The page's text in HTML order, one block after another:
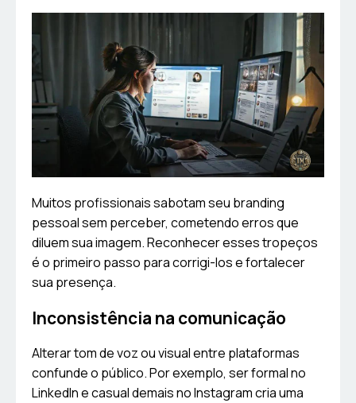
Muitos profissionais sabotam seu branding
pessoal sem perceber, cometendo erros que
diluem sua imagem. Reconhecer esses tropeços
é o primeiro passo para corrigi-los e fortalecer
sua presença.
Inconsistência na comunicação
Alterar tom de voz ou visual entre plataformas
confunde o público. Por exemplo, ser formal no
LinkedIn e casual demais no Instagram cria uma